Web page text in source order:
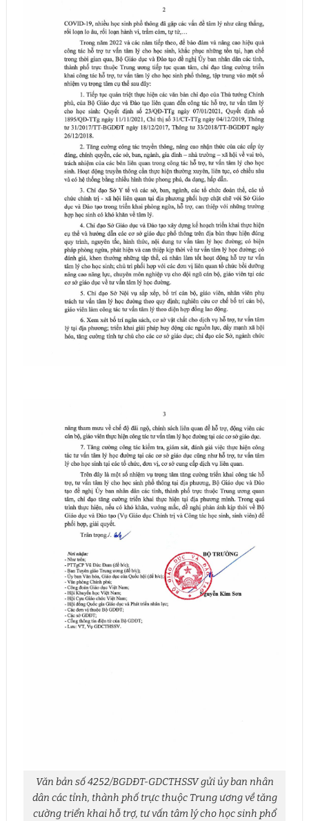
Văn bản số 4252/BGDĐT-GDCTHSSV gửi ủy ban nhân
dân các tỉnh, thành phố trực thuộc Trung ương về tăng
cường triển khai hỗ trợ, tư vấn tâm lý cho học sinh phổ